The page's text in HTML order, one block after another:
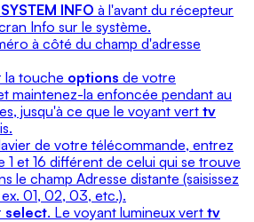
SYSTEM INFO à l'avant du récepteur
Info sur le système.
à côté du champ d'adresse
la touche options de votre
maintenez-la enfoncée pendant au
jusqu'à ce que le voyant vert tv
de votre télécommande, entrez
1 et 16 différent de celui qui se trouve
le champ Adresse distante (saisissez
01, 02, 03, etc.).
select. Le voyant lumineux vert tv